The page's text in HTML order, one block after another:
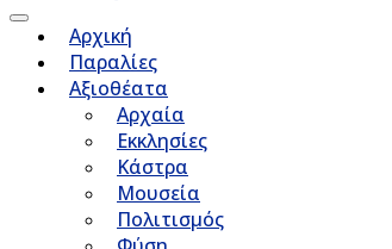
Αρχική
Παραλίες
Αξιοθέατα
Αρχαία
Εκκλησίες
Κάστρα
Μουσεία
Πολιτισμός